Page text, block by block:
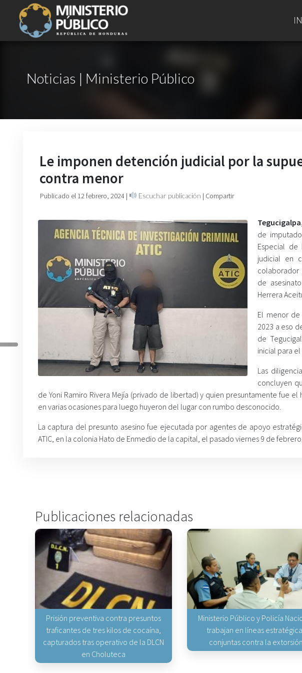
Noticias | Ministerio Público
Le imponen detención judicial por la
contra menor
Publicado el 12 febrero, 2024 | Escuchar publicación | Compartir
de
Especial de
judicial en
de
Herrera
El menor
2023 a eso
de
inicial para
Las
concluyen
de Yoni Ramiro Rivera Mejía (privado de libertad) y quien presuntamente fue
en varias ocasiones para luego huyeron del lugar con rumbo desconocido.
La captura del presunto asesino fue ejecutada por agentes de apoyo
ATIC, en la colonia Hato de Enmedio de la capital, el pasado viernes 9 de febrero.
Publicaciones relacionadas
Prisión preventiva contra presuntos
traficantes de tres kilos de cocaína,
capturados tras operativo de la DLCN
en Choluteca
Ministerio Público y Policía
trabajan en líneas
conjuntas contra la extorsión